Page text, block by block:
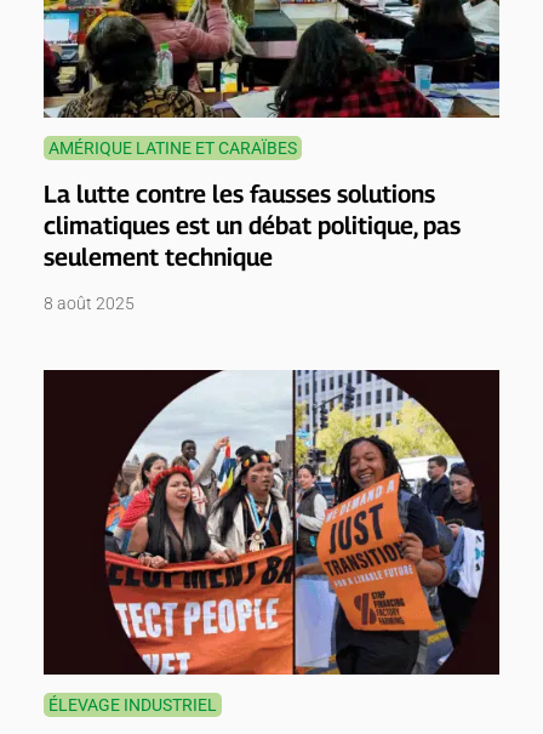
AMÉRIQUE LATINE ET CARAÏBES
La lutte contre les fausses solutions
climatiques est un débat politique, pas
seulement technique
8 août 2025
ÉLEVAGE INDUSTRIEL